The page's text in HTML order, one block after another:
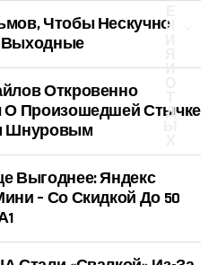
Н
И
Д
Чтобы Нескучно
Выходные
Откровенно
О Произошедшей Стычке
Шнуровым
Выгоднее: Яндекс
– Со Скидкой До 50